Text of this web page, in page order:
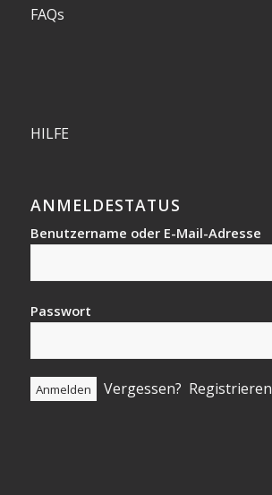
FAQs
HILFE
ANMELDESTATUS
Benutzername oder E-Mail-Adresse
Passwort
Vergessen? Registrieren